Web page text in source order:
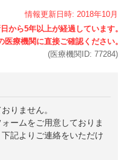
情報更新日時: 2018年10月
(医療機関ID: 77284)
りません。
ームをご用意しておりま
記よりご連絡をいただけ